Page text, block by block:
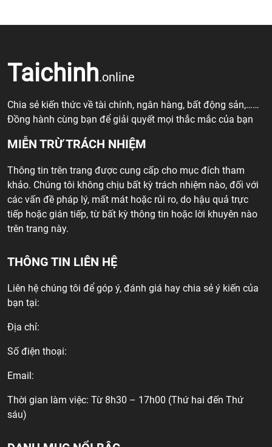
Taichinh.online
Chia sẻ kiến thức về tài chính, ngân hàng, bất động sản,……
Đồng hành cùng bạn để giải quyết mọi thắc mắc của bạn
MIỄN TRỪ TRÁCH NHIỆM
Thông tin trên trang được cung cấp cho mục đích tham
khảo. Chúng tôi không chịu bất kỳ trách nhiệm nào, đối với
các vấn đề pháp lý, mất mát hoặc rủi ro, do hậu quả trực
tiếp hoặc gián tiếp, từ bất kỳ thông tin hoặc lời khuyên nào
trên trang này.
THÔNG TIN LIÊN HỆ
Liên hệ chúng tôi để góp ý, đánh giá hay chia sẻ ý kiến của
bạn tại:
Địa chỉ:
Số điện thoại:
Email:
Thời gian làm việc: Từ 8h30 – 17h00 (Thứ hai đến Thứ
sáu)